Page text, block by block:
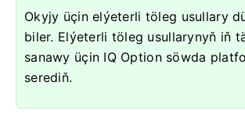
Okyjy üçin elýeterli töleg usullary
biler. Elýeterli töleg usullarynyň iň
sanawy üçin IQ Option söwda
serediň.